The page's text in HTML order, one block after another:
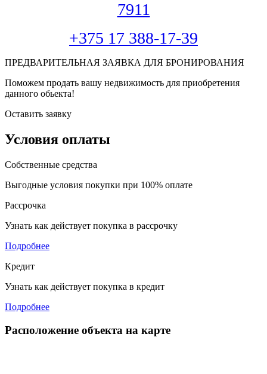
7911
+375 17 388-17-39
ПРЕДВАРИТЕЛЬНАЯ ЗАЯВКА ДЛЯ БРОНИРОВАНИЯ
Поможем продать вашу недвижимость для приобретения
данного обьекта!
Оставить заявку
Условия оплаты
Собственные средства
Выгодные условия покупки при 100% оплате
Рассрочка
Узнать как действует покупка в рассрочку
Подробнее
Кредит
Узнать как действует покупка в кредит
Подробнее
Расположение объекта на карте